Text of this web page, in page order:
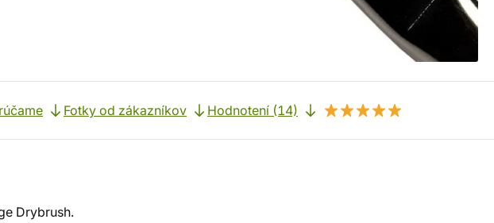
Fotky od zákazníkov Hodnotení (14)
Drybrush.